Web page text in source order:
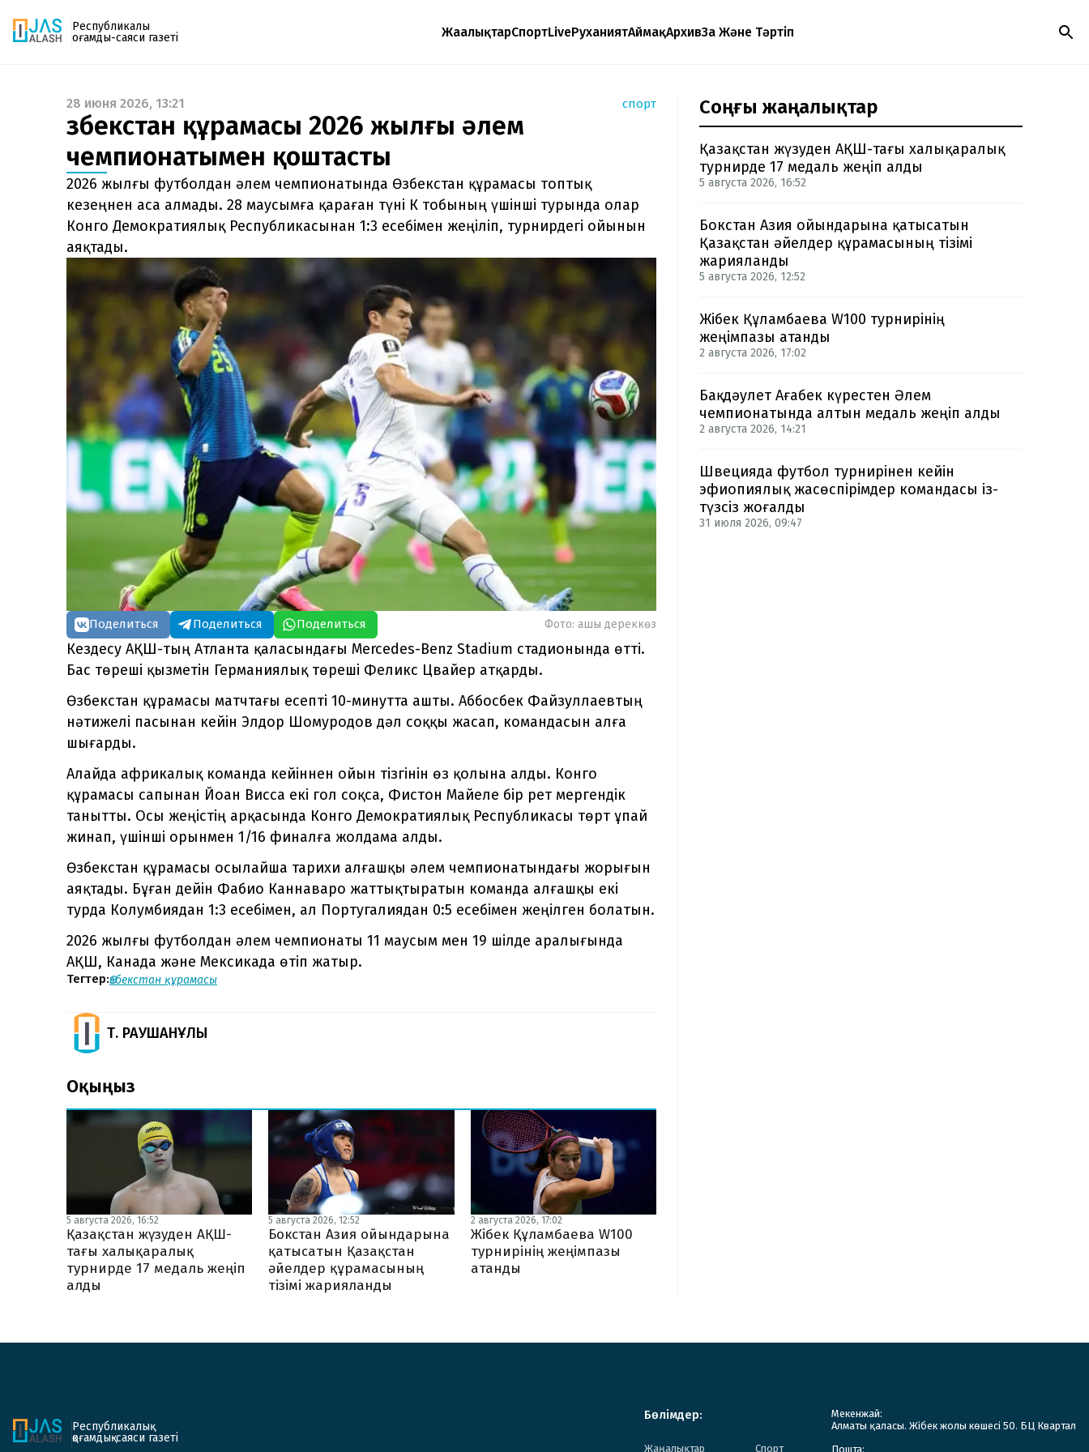
Республикалық
қоғамдық-саяси газеті
ЖаңалықтарСпортLiveРуханиятАймақАрхивЗаң Және Тәртіп
Газетке жазылу
PDF форматтағы газетті ай сайын электронды
поштаңызға алып отырыңыз. Жаңа нөмір
шыққан сәтте сізге бірден жіберіледі. Тек email
енгізіңіз, біз қалғанын өзіміз жібереміз.
28 июня 2026, 13:21 спорт
Өзбекстан құрамасы 2026 жылғы әлем
чемпионатымен қоштасты
2026 жылғы футболдан әлем чемпионатында Өзбекстан құрамасы топтық
кезеңнен аса алмады. 28 маусымға қараған түні К тобының үшінші турында олар
Конго Демократиялық Республикасынан 1:3 есебімен жеңіліп, турнирдегі ойынын
аяқтады.
Поделиться Поделиться Поделиться Фото: ашық дереккөз
Кездесу АҚШ-тың Атланта қаласындағы Mercedes-Benz Stadium стадионында өтті.
Бас төреші қызметін Германиялық төреші Феликс Цвайер атқарды.
Өзбекстан құрамасы матчтағы есепті 10-минутта ашты. Аббосбек Файзуллаевтың
нәтижелі пасынан кейін Элдор Шомуродов дәл соққы жасап, командасын алға
шығарды.
Алайда африкалық команда кейіннен ойын тізгінін өз қолына алды. Конго
құрамасы сапынан Йоан Висса екі гол соқса, Фистон Майеле бір рет мергендік
танытты. Осы жеңістің арқасында Конго Демократиялық Республикасы төрт ұпай
жинап, үшінші орынмен 1/16 финалға жолдама алды.
Өзбекстан құрамасы осылайша тарихи алғашқы әлем чемпионатындағы жорығын
аяқтады. Бұған дейін Фабио Каннаваро жаттықтыратын команда алғашқы екі
турда Колумбиядан 1:3 есебімен, ал Португалиядан 0:5 есебімен жеңілген болатын.
2026 жылғы футболдан әлем чемпионаты 11 маусым мен 19 шілде аралығында
АҚШ, Канада және Мексикада өтіп жатыр.
Тегтер:Өзбекстан құрамасы
Т. РАУШАНҰЛЫ
Оқыңыз
5 августа 2026, 16:52
Қазақстан жүзуден АҚШ-
тағы халықаралық
турнирде 17 медаль жеңіп
алды
5 августа 2026, 12:52
Бокстан Азия ойындарына
қатысатын Қазақстан
әйелдер құрамасының
тізімі жарияланды
2 августа 2026, 17:02
Жібек Құламбаева W100
турнирінің жеңімпазы
атанды
Соңғы жаңалықтар
Қазақстан жүзуден АҚШ-тағы халықаралық
турнирде 17 медаль жеңіп алды
5 августа 2026, 16:52
Бокстан Азия ойындарына қатысатын
Қазақстан әйелдер құрамасының тізімі
жарияланды
5 августа 2026, 12:52
Жібек Құламбаева W100 турнирінің
жеңімпазы атанды
2 августа 2026, 17:02
Бақдәулет Ағабек күрестен Әлем
чемпионатында алтын медаль жеңіп алды
2 августа 2026, 14:21
Швецияда футбол турнирінен кейін
эфиопиялық жасөспірімдер командасы із-
түзсіз жоғалды
31 июля 2026, 09:47
Республикалық
қоғамдық-саяси газеті
Бөлімдер:
Жаңалықтар Спорт
Мекенжай:
Алматы қаласы. Жібек жолы көшесі 50. БЦ Квартал
Пошта: